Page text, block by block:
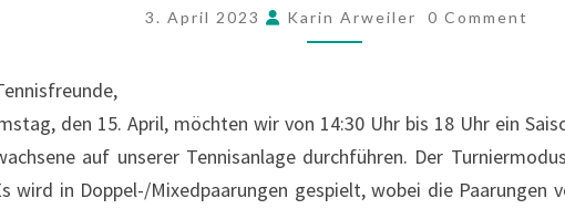
2023
3. April 2023 Karin Arweiler COMMENTS
0 Comment
den 15. April, möchten wir von 14:30 Uhr bis 18 Uhr ein
auf unserer Tennisanlage durchführen. Der
wird in Doppel-/Mixedpaarungen gespielt, wobei die Paarungen